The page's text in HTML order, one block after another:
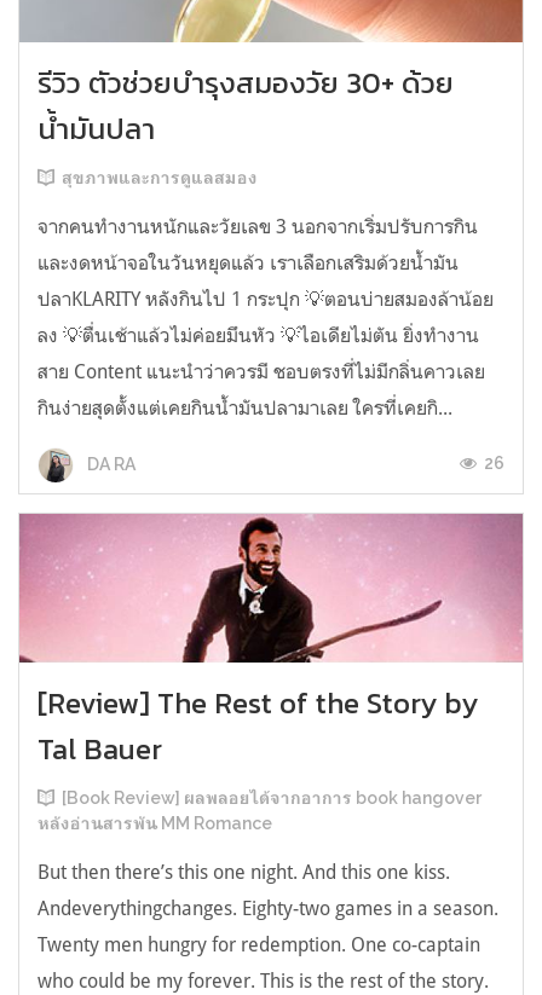
รีวิว ตัวช่วยบำรุงสมองวัย 30+ ด้วย
น้ำมันปลา
สุขภาพและการดูแลสมอง
จากคนทำงานหนักและวัยเลข 3 นอกจากเริ่มปรับการกิน
และงดหน้าจอในวันหยุดแล้ว เราเลือกเสริมด้วยน้ำมัน
ปลาKLARITY หลังกินไป 1 กระปุก 💡ตอนบ่ายสมองล้าน้อย
ลง 💡ตื่นเช้าแล้วไม่ค่อยมึนหัว 💡ไอเดียไม่ตัน ยิ่งทำงาน
สาย Content แนะนำว่าควรมี ชอบตรงที่ไม่มีกลิ่นคาวเลย
กินง่ายสุดตั้งแต่เคยกินน้ำมันปลามาเลย ใครที่เคยกิ...
DA RA 26
[Review] The Rest of the Story by
Tal Bauer
[Book Review] ผลพลอยได้จากอาการ book hangover
หลังอ่านสารพัน MM Romance
But then there’s this one night. And this one kiss.
Andeverythingchanges. Eighty-two games in a season.
Twenty men hungry for redemption. One co-captain
who could be my forever. This is the rest of the story.